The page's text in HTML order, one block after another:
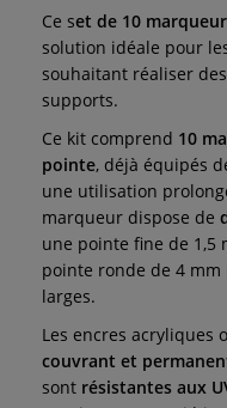
Ce set de 10
solution idéale pour
souhaitant réaliser
supports.
Ce kit comprend 10
pointe, déjà équipés
une utilisation
marqueur dispose de
une pointe fine de 1,5
pointe ronde de 4
larges.
Les encres acryliques
couvrant et
sont résistantes aux